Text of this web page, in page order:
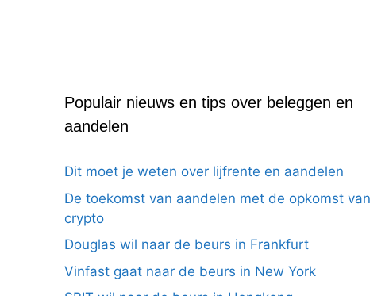
Populair nieuws en tips over beleggen en
aandelen
Dit moet je weten over lijfrente en aandelen
De toekomst van aandelen met de opkomst van
crypto
Douglas wil naar de beurs in Frankfurt
Vinfast gaat naar de beurs in New York